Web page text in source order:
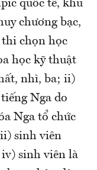
quốc tế, khu
chương bạc,
chọn học
học kỹ thuật
nhì, ba; ii)
Nga do
Nga tổ chức
sinh viên
sinh viên là